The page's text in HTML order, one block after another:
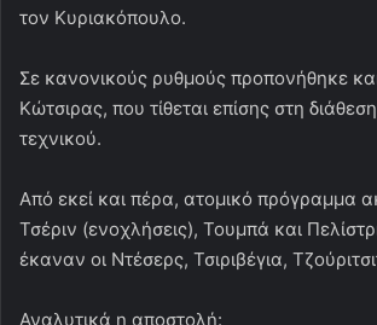
τον Κυριακόπουλο.
Σε κανονικούς ρυθμούς προπονήθηκε
Κώτσιρας, που τίθεται επίσης στη
τεχνικού.
Από εκεί και πέρα, ατομικό πρόγραμμα
Τσέριν (ενοχλήσεις), Τουμπά και
έκαναν οι Ντέσερς, Τσιριβέγια,
Αναλυτικά η αποστολή: